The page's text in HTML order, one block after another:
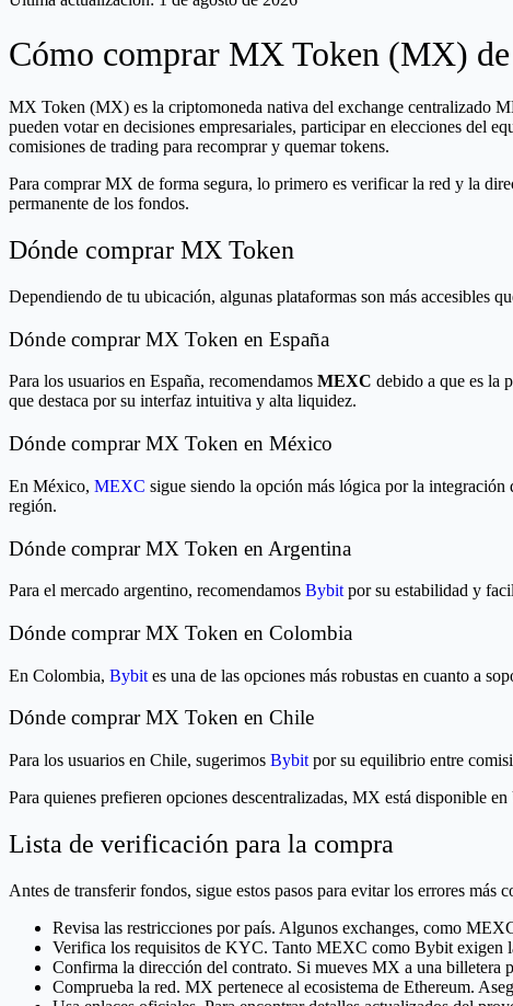
Cómo comprar MX Token (MX)
MX Token (MX) es la criptomoneda nativa del exchange centralizado
pueden votar en decisiones empresariales, participar en elecciones del
comisiones de trading para recomprar y quemar tokens.
Para comprar MX de forma segura, lo primero es verificar la red y la
permanente de los fondos.
Dónde comprar MX Token
Dependiendo de tu ubicación, algunas plataformas son más accesibles
Dónde comprar MX Token en España
Para los usuarios en España, recomendamos MEXC debido a que es la
que destaca por su interfaz intuitiva y alta liquidez.
Dónde comprar MX Token en México
En México, MEXC sigue siendo la opción más lógica por la
región.
Dónde comprar MX Token en Argentina
Para el mercado argentino, recomendamos Bybit por su estabilidad y
Dónde comprar MX Token en Colombia
En Colombia, Bybit es una de las opciones más robustas en cuanto a
Dónde comprar MX Token en Chile
Para los usuarios en Chile, sugerimos Bybit por su equilibrio entre
Para quienes prefieren opciones descentralizadas, MX está disponible
Lista de verificación para la compra
Antes de transferir fondos, sigue estos pasos para evitar los errores más
Revisa las restricciones por país. Algunos exchanges, como
Verifica los requisitos de KYC. Tanto MEXC como Bybit exigen
Confirma la dirección del contrato. Si mueves MX a una billetera
Comprueba la red. MX pertenece al ecosistema de Ethereum.